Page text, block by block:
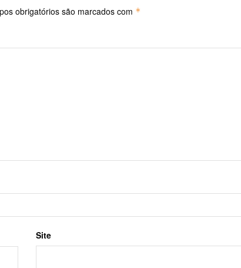
obrigatórios são marcados com *
Site